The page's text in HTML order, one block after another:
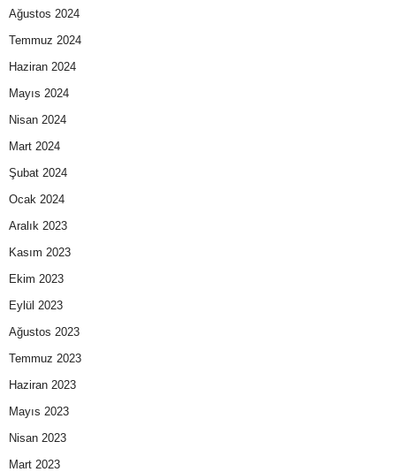
Ağustos 2024
Temmuz 2024
Haziran 2024
Mayıs 2024
Nisan 2024
Mart 2024
Şubat 2024
Ocak 2024
Aralık 2023
Kasım 2023
Ekim 2023
Eylül 2023
Ağustos 2023
Temmuz 2023
Haziran 2023
Mayıs 2023
Nisan 2023
Mart 2023